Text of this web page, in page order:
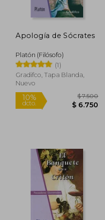
$ 9.009
Apología de Sócrates
Platón (Filósofo)
(1)
Gradifco, Tapa Blanda,
Nuevo